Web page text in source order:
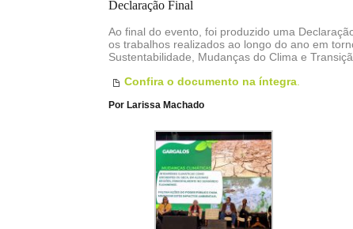
Declaração Final
Ao final do evento, foi produzido uma
os trabalhos realizados ao longo do ano em
Sustentabilidade, Mudanças do Clima e
Confira o documento na íntegra
Por Larissa Machado